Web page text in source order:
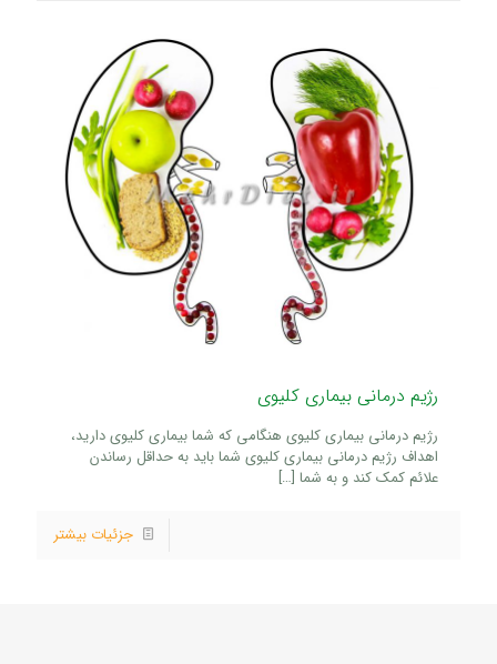
رژیم درمانی بیماری کلیوی
رژیم درمانی بیماری کلیوی هنگامی که شما بیماری کلیوی دارید،
اهداف رژیم درمانی بیماری کلیوی شما باید به حداقل رساندن
علائم کمک کند و به شما […]
جزئیات بیشتر